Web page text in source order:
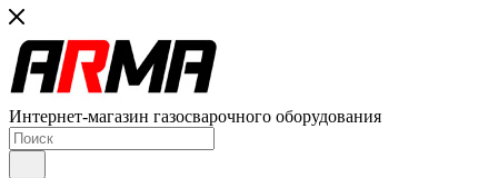
Интернет-магазин газосварочного оборудования